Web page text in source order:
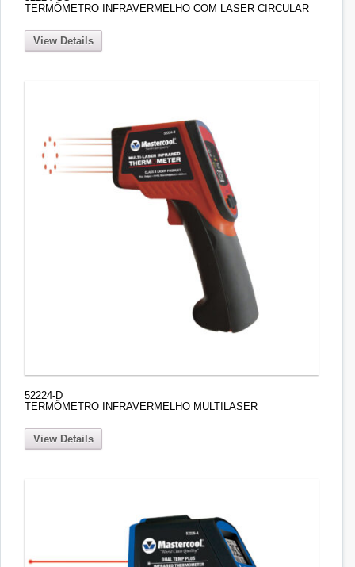
TERMÔMETRO INFRAVERMELHO COM LASER CIRCULAR
View Details
52224-D
TERMÔMETRO INFRAVERMELHO MULTILASER
View Details